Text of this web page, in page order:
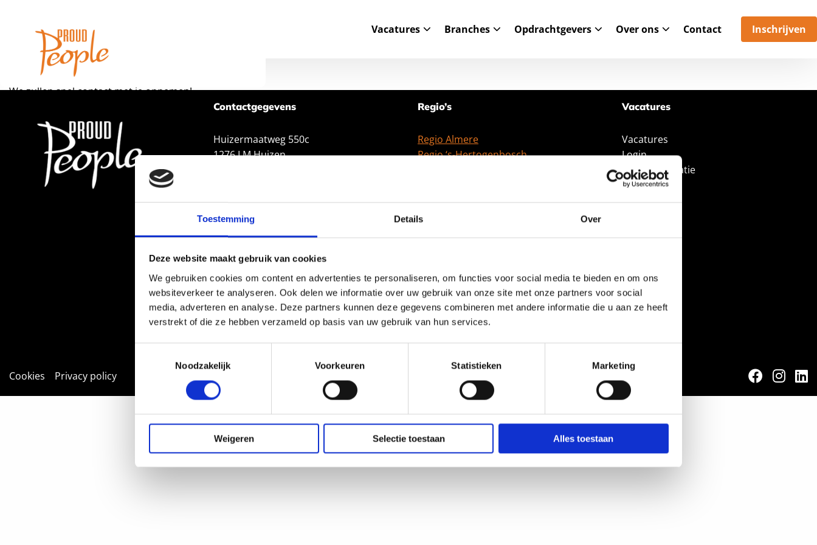
Toestemming Details Over
Deze website maakt gebruik van cookies
We gebruiken cookies om content en advertenties te personaliseren, om functies voor social media te bieden en om ons
websiteverkeer te analyseren. Ook delen we informatie over uw gebruik van onze site met onze partners voor social
media, adverteren en analyse. Deze partners kunnen deze gegevens combineren met andere informatie die u aan ze heeft
verstrekt of die ze hebben verzameld op basis van uw gebruik van hun services.
Noodzakelijk
Voorkeuren Statistieken Marketing
Weigeren Selectie toestaan Alles toestaan
Vacatures Branches Opdrachtgevers Over ons Contact Inschrijven
Gelukt
We zullen snel contact met je opnemen!
Contactgegevens
Huizermaatweg 550c
1276 LM Huizen
SNA-keurmerk
Regio’s
Regio Almere
Regio ‘s-Hertogenbosch
Regio Bussum
Regio Amsterdam
Regio Hilversum
Regio Weesp
Regio Huizen
Regio Amersfoort
Vacatures
Vacatures
Login
Open sollicitatie
Cookies Privacy policy
Ga
naar
Ga
naar